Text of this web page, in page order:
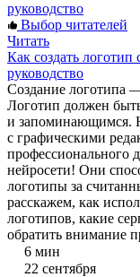
Выбор читателей
Читать
Как создать
руководство
Создание логотипа
Логотип должен
и запоминающимся.
с графическими
профессионального
нейросети! Они
логотипы за
расскажем, как
логотипов, какие
обратить внимание
6 мин
22 сентября